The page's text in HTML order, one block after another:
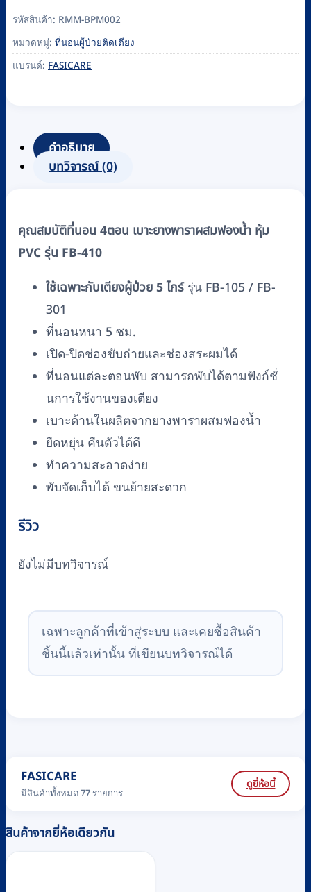
รหัสสินค้า: RMM-BPM002
หมวดหมู่: ที่นอนผู้ป่วยติดเตียง
แบรนด์: FASICARE
คำอธิบาย
บทวิจารณ์ (0)
คุณสมบัติที่นอน 4ตอน เบาะยางพาราผสมฟองน้ำ หุ้ม
PVC รุ่น FB-410
ใช้เฉพาะกับเตียงผู้ป่วย 5 ไกร์รุ่น FB-105 / FB-
301
ที่นอนหนา 5 ซม.
เปิด-ปิดช่องขับถ่ายและช่องสระผมได้
ที่นอนแต่ละตอนพับ สามารถพับได้ตามฟังก์ชั่
นการใช้งานของเตียง
เบาะด้านในผลิตจากยางพาราผสมฟองน้ำ
ยืดหยุ่น คืนตัวได้ดี
ทำความสะอาดง่าย
พับจัดเก็บได้ ขนย้ายสะดวก
รีวิว
ยังไม่มีบทวิจารณ์
เฉพาะลูกค้าที่เข้าสู่ระบบ และเคยซื้อสินค้า
ชิ้นนี้แล้วเท่านั้น ที่เขียนบทวิจารณ์ได้
FASICARE
มีสินค้าทั้งหมด 77 รายการ
ดูยี่ห้อนี้
สินค้าจากยี่ห้อเดียวกัน